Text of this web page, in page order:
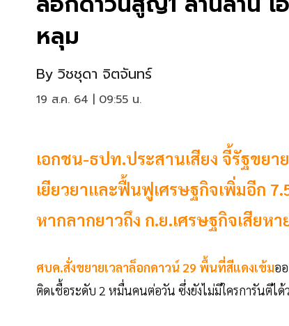
หลุม
By วิชชุดา จิตจันทร์
19 ส.ค. 64 | 09:55 น.
เอกชน-ธปท.ประสานเสียง จี้รัฐขย
เยียวยาและฟื้นฟูเศรษฐกิจเพิ่มอีก
หากลากยาวถึง ก.ย.เศรษฐกิจเสียห
ศบค.สั่งขยายเวลาล็อกดาวน์ 29 พื้นที่สีแดงเข้มอ
ติดเชื้อระดับ 2 หมื่นคนต่อวัน ซึ่งยังไม่มีใครการันตี